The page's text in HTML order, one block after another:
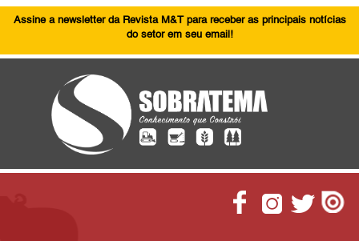
Assine a newsletter da Revista M&T para receber as principais notícias
do setor em seu email!